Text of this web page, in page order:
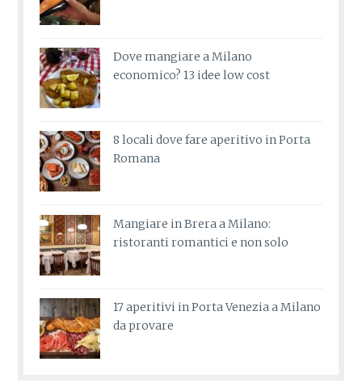
Dove mangiare a Milano
economico? 13 idee low cost
8 locali dove fare aperitivo in Porta
Romana
Mangiare in Brera a Milano:
ristoranti romantici e non solo
17 aperitivi in Porta Venezia a Milano
da provare